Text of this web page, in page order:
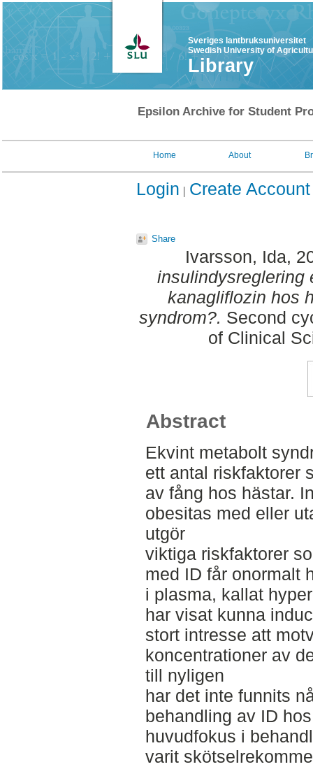
Sveriges lantbruksuniversitet
Swedish University of
Library
Epsilon Archive for Student
Home About
Login Create Account
Share
Ivarsson, Ida,
insulindysreglering
kanagliflozin hos
syndrom?. Second
of Clinical
Abstract
Ekvint metabolt
ett antal riskfaktorer
av fång hos hästar.
obesitas med eller
utgör
viktiga riskfaktorer
med ID får onormalt
i plasma, kallat
har visat kunna
stort intresse att
koncentrationer av
till nyligen
har det inte funnits
behandling av ID
huvudfokus i
varit